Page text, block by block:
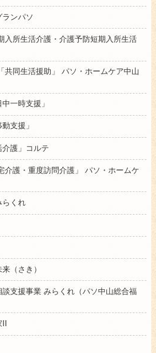
ンパソ
入所生活介護・介護予防短期入所生活
共同生活援助」 パソ・ホームケア中山
一時支援」
支援」
護」コルテ
介護・重度訪問介護」 パソ・ホームケ
らくれ
（さき）
支援事業 みらくれ（パソ中山総合福